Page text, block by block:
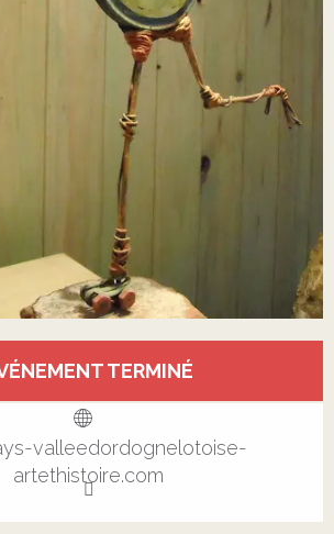
TERMINÉ
valleedordognelotoise-
artethistoire.com